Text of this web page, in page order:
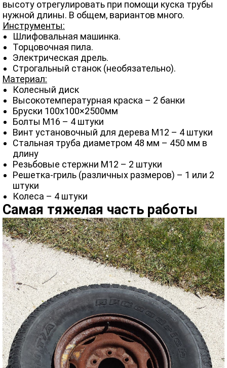
высоту отрегулировать при помощи куска трубы
нужной длины. В общем, вариантов много.
Инструменты:
Шлифовальная машинка.
Торцовочная пила.
Электрическая дрель.
Строгальный станок (необязательно).
Материал:
Колесный диск
Высокотемпературная краска – 2 банки
Бруски 100х100×2500мм
Болты M16 – 4 штуки
Винт установочный для дерева М12 – 4 штуки
Стальная труба диаметром 48 мм – 450 мм в
длину
Резьбовые стержни М12 – 2 штуки
Решетка-гриль (различных размеров) – 1 или 2
штуки
Колеса – 4 штуки
Самая тяжелая часть работы